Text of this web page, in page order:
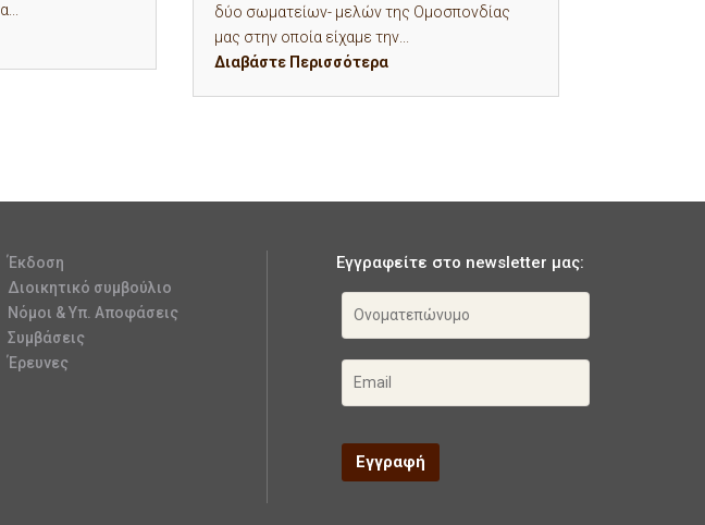
δύο σωματείων- μελών της Ομοσπονδίας
μας στην οποία είχαμε την...
Διαβάστε Περισσότερα
Έκδοση
Διοικητικό συμβούλιο
Νόμοι & Υπ. Αποφάσεις
Συμβάσεις
Έρευνες
Εγγραφείτε στο newsletter μας: